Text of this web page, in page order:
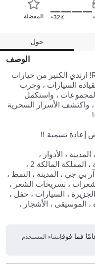
المفضلة 32K+
حول
الوصف
إنشاء المستخدم